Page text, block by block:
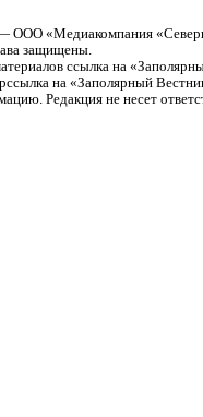
— ООО «Медиакомпания
защищены.
ссылка на
на «Заполярный
Редакция не несет